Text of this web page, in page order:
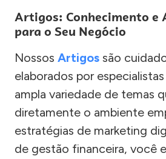
Artigos: Conhecimento e
para o Seu Negócio
Nossos Artigos são
elaborados por
ampla variedade de temas
diretamente o ambiente
estratégias de marketing
de gestão financeira, você